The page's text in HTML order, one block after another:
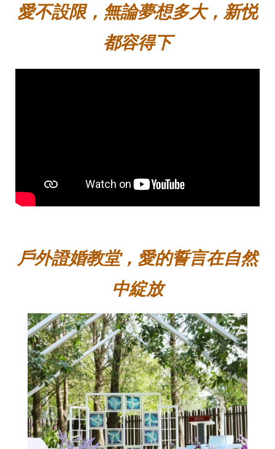
愛不設限，無論夢想多大，新悦
都容得下
戶外證婚教堂，愛的誓言在自然
中綻放